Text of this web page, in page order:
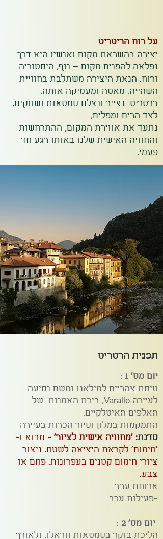
על רוח הריטריט
יצירה בהשראת מקום ואנשיו היא דרך
נפלאה להפנים מקום – נוף, היסטוריה
ורוח. הנאת היצירה משתלבת בחוויית
השהייה, מאטה ומעמיקה אותה.
ברטריט נצייר ונצלם סמטאות ושווקים,
לצד הרים ומפלים,
נתעד את אווירת המקום, ההתרחשות
והחוויה האישית שלנו באותו רגע חד
פעמי.
תכנית הרטריט
צילום: ונסה וטורלו
יום מס' 1
:
טיסת צהריים למילאנו ומשם נסיעה
לעיירה Varallo, בירת האמנות של
האלפים האיטלקיים.
התמקמות במלון וסיור הכרות בעיירה
סדנת: 'מחוויה אישית לציור' - מבוא ו-
'חימום' לקראת היציאה לשטח. ניצור
ציורי חימום קטנים בעפרונות, פחם או
צבע.
ארוחת ערב
-פעילות ערב
יום מס' 2
:
הליכת בוקר בסמטאות ווראלו, ולאורך